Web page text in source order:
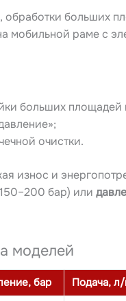
обработки больших
мобильной раме с
больших площадей
очистки.
износ и
бар) или
моделей
бар Подача,